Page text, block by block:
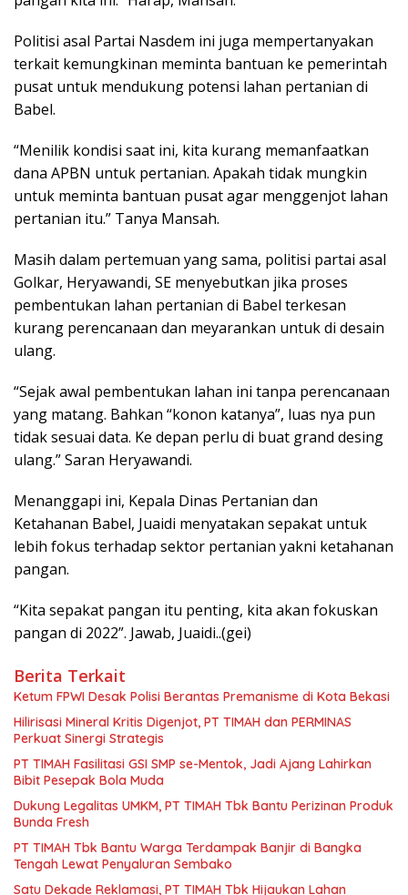
Politisi asal Partai Nasdem ini juga mempertanyakan
terkait kemungkinan meminta bantuan ke pemerintah
pusat untuk mendukung potensi lahan pertanian di
Babel.
“Menilik kondisi saat ini, kita kurang memanfaatkan
dana APBN untuk pertanian. Apakah tidak mungkin
untuk meminta bantuan pusat agar menggenjot lahan
pertanian itu.” Tanya Mansah.
Masih dalam pertemuan yang sama, politisi partai asal
Golkar, Heryawandi, SE menyebutkan jika proses
pembentukan lahan pertanian di Babel terkesan
kurang perencanaan dan meyarankan untuk di desain
ulang.
“Sejak awal pembentukan lahan ini tanpa perencanaan
yang matang. Bahkan “konon katanya”, luas nya pun
tidak sesuai data. Ke depan perlu di buat grand desing
ulang.” Saran Heryawandi.
Menanggapi ini, Kepala Dinas Pertanian dan
Ketahanan Babel, Juaidi menyatakan sepakat untuk
lebih fokus terhadap sektor pertanian yakni ketahanan
pangan.
“Kita sepakat pangan itu penting, kita akan fokuskan
pangan di 2022”. Jawab, Juaidi..(gei)
Berita Terkait
Ketum FPWI Desak Polisi Berantas Premanisme di Kota Bekasi
Hilirisasi Mineral Kritis Digenjot, PT TIMAH dan PERMINAS
Perkuat Sinergi Strategis
PT TIMAH Fasilitasi GSI SMP se-Mentok, Jadi Ajang Lahirkan
Bibit Pesepak Bola Muda
Dukung Legalitas UMKM, PT TIMAH Tbk Bantu Perizinan Produk
Bunda Fresh
PT TIMAH Tbk Bantu Warga Terdampak Banjir di Bangka
Tengah Lewat Penyaluran Sembako
Satu Dekade Reklamasi, PT TIMAH Tbk Hijaukan Lahan